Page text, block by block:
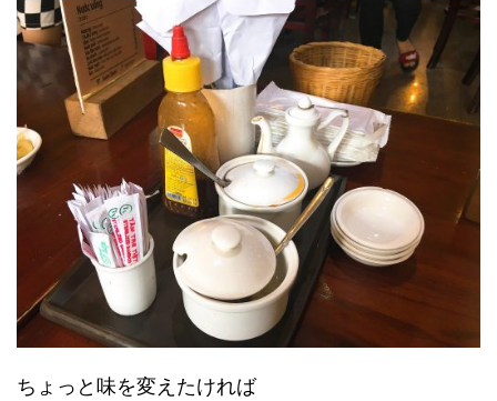
ちょっと味を変えたければ